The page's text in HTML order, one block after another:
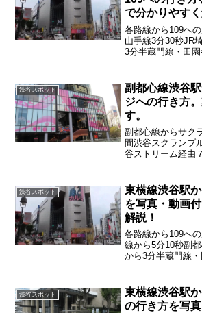
で分かりやすく
各路線から109へ
山手線3分30秒JR
3分半蔵門線・田園
渋谷スポット
副都心線渋谷
ジへの行き方
す。
副都心線からサク
間渋谷スクランブ
谷ストリーム経由
渋谷スポット
東横線渋谷駅
を写真・動画
解説！
各路線から109へ
線から5分10秒副
から3分半蔵門線
渋谷スポット
東横線渋谷駅
の行き方を写